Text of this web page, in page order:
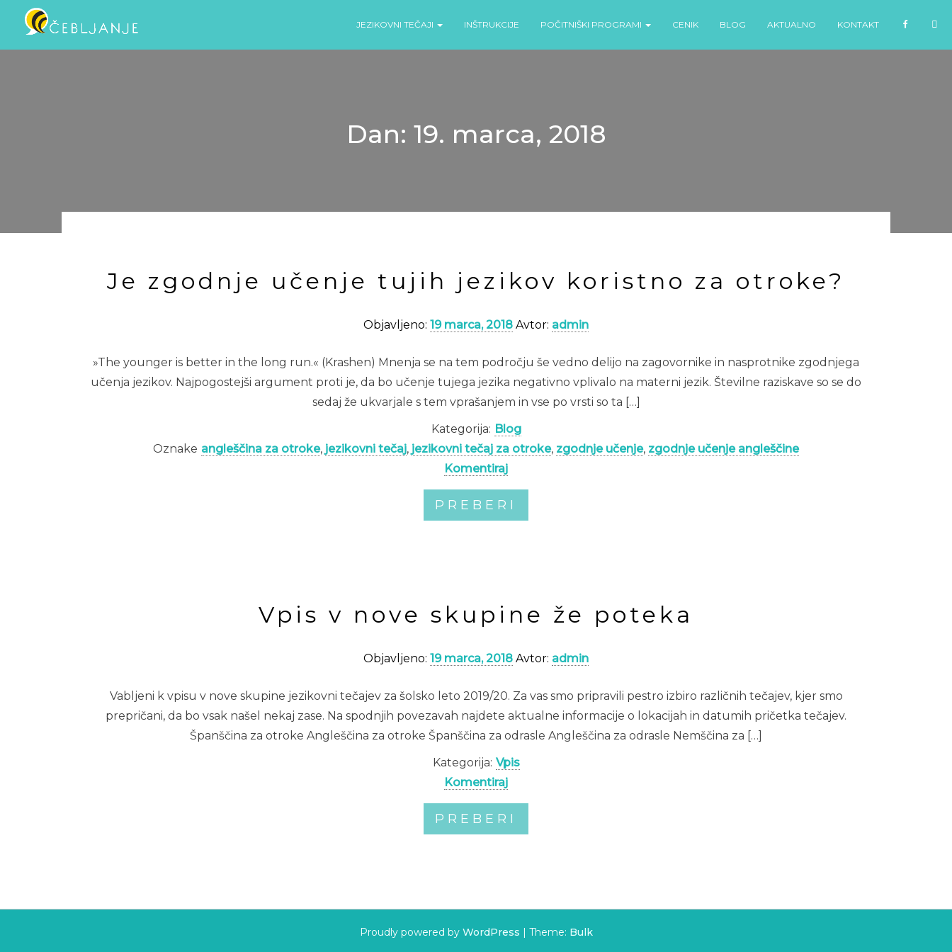
JEZIKOVNI TEČAJI INŠTRUKCIJE POČITNIŠKI PROGRAMI CENIK BLOG AKTUALNO KONTAKT
C
S
Dan: 19. marca, 2018
Je zgodnje učenje tujih jezikov koristno za otroke?
Objavljeno: 19 marca, 2018 Avtor: admin
»The younger is better in the long run.« (Krashen) Mnenja se na tem področju še vedno delijo na zagovornike in nasprotnike zgodnjega
učenja jezikov. Najpogostejši argument proti je, da bo učenje tujega jezika negativno vplivalo na materni jezik. Številne raziskave so se do
sedaj že ukvarjale s tem vprašanjem in vse po vrsti so ta […]
Kategorija: Blog
Oznake angleščina za otroke, jezikovni tečaj, jezikovni tečaj za otroke, zgodnje učenje, zgodnje učenje angleščine
Komentiraj
PREBERI
Vpis v nove skupine že poteka
Objavljeno: 19 marca, 2018 Avtor: admin
Vabljeni k vpisu v nove skupine jezikovni tečajev za šolsko leto 2019/20. Za vas smo pripravili pestro izbiro različnih tečajev, kjer smo
prepričani, da bo vsak našel nekaj zase. Na spodnjih povezavah najdete aktualne informacije o lokacijah in datumih pričetka tečajev.
Španščina za otroke Angleščina za otroke Španščina za odrasle Angleščina za odrasle Nemščina za […]
Kategorija: Vpis
Komentiraj
PREBERI
Proudly powered by WordPress | Theme: Bulk